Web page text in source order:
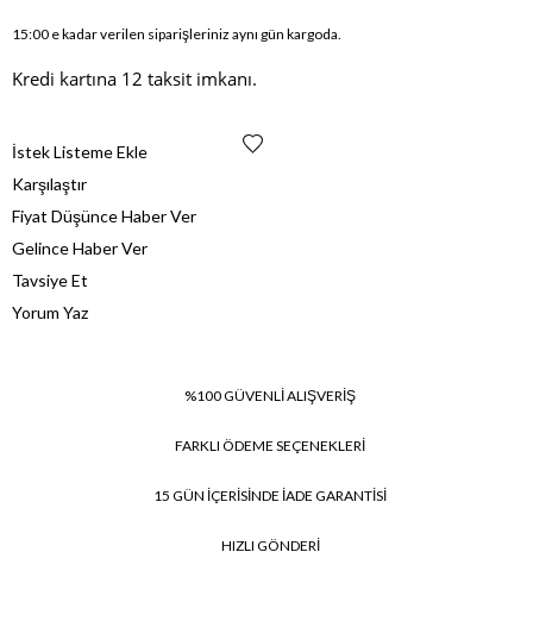
15:00 e kadar verilen siparişleriniz aynı gün kargoda.
Kredi kartına 12 taksit imkanı.
İstek Listeme Ekle
Karşılaştır
Fiyat Düşünce Haber Ver
Gelince Haber Ver
Tavsiye Et
Yorum Yaz
%100 GÜVENLİ ALIŞVERİŞ
FARKLI ÖDEME SEÇENEKLERİ
15 GÜN İÇERİSİNDE İADE GARANTİSİ
HIZLI GÖNDERİ